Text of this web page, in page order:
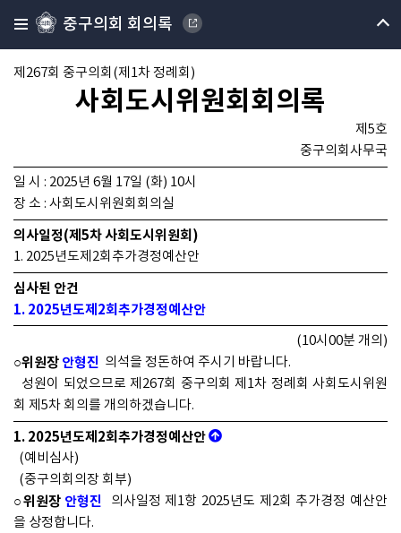
중구의회 회의록
제267회 중구의회(제1차 정례회)
사회도시위원회회의록
제5호
중구의회사무국
일 시 : 2025년 6월 17일 (화) 10시
장 소 : 사회도시위원회회의실
의사일정(제5차 사회도시위원회)
1. 2025년도제2회추가경정예산안
심사된 안건
1. 2025년도제2회추가경정예산안
(10시00분 개의)
○위원장 안형진 의석을 정돈하여 주시기 바랍니다.
성원이 되었으므로 제267회 중구의회 제1차 정례회 사회도시위원
회 제5차 회의를 개의하겠습니다.
1. 2025년도제2회추가경정예산안
(예비심사)
(중구의회의장 회부)
○위원장 안형진 의사일정 제1항 2025년도 제2회 추가경정 예산안
을 상정합니다.